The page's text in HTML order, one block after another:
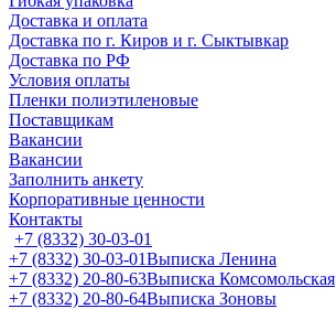
Доставка и оплата
Доставка по г. Киров и г. Сыктывкар
Доставка по РФ
Условия оплаты
Пленки полиэтиленовые
Поставщикам
Вакансии
Вакансии
Заполнить анкету
Корпоративные ценности
Контакты
+7 (8332) 30-03-01
+7 (8332) 30-03-01Выписка Ленина
+7 (8332) 20-80-63Выписка Комсомольская
+7 (8332) 20-80-64Выписка Зоновы